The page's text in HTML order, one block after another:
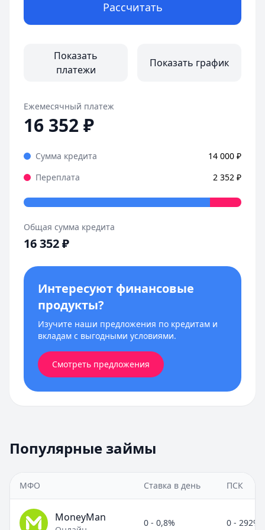
Рассчитать
Показать
платежи
Показать график
Ежемесячный платеж
16 352₽
Сумма кредита 14 000 ₽
Переплата
2 352 ₽
Общая сумма кредита
16 352₽
Интересуют финансовые
продукты?
Изучите наши предложения по кредитам и
вкладам с выгодными условиями.
Смотреть предложения
Популярные займы
МФО Ставка в день ПСК
MoneyMan 0 - 0,8% 0 - 292%